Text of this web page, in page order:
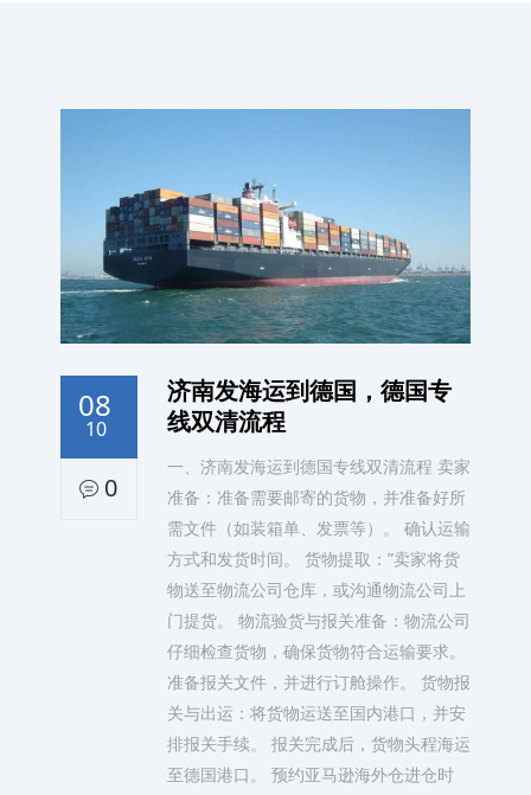
08
10
0
济南发海运到德国，德国专
线双清流程
一、济南发海运到德国专线双清流程 卖家
准备：准备需要邮寄的货物，并准备好所
需文件（如装箱单、发票等）。 确认运输
方式和发货时间。 货物提取：”卖家将货
物送至物流公司仓库，或沟通物流公司上
门提货。 物流验货与报关准备：物流公司
仔细检查货物，确保货物符合运输要求。
准备报关文件，并进行订舱操作。 货物报
关与出运：将货物运送至国内港口，并安
排报关手续。 报关完成后，货物头程海运
至德国港口。 预约亚马逊海外仓进仓时